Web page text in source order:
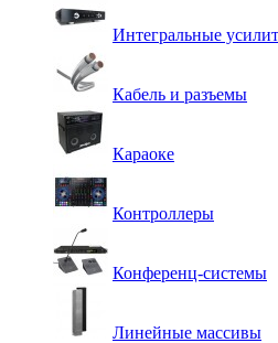
Интегральные
Кабель и разъемы
Караоке
Контроллеры
Конференц-системы
Линейные массивы